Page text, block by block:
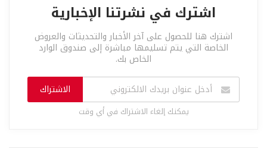
اشترك في نشرتنا الإخبارية
اشترك هنا للحصول على آخر الأخبار والتحديثات والعروض
الخاصة التي يتم تسليمها مباشرة إلى صندوق الوارد
الخاص بك.
الاشتراك
يمكنك إلغاء الاشتراك في أي وقت